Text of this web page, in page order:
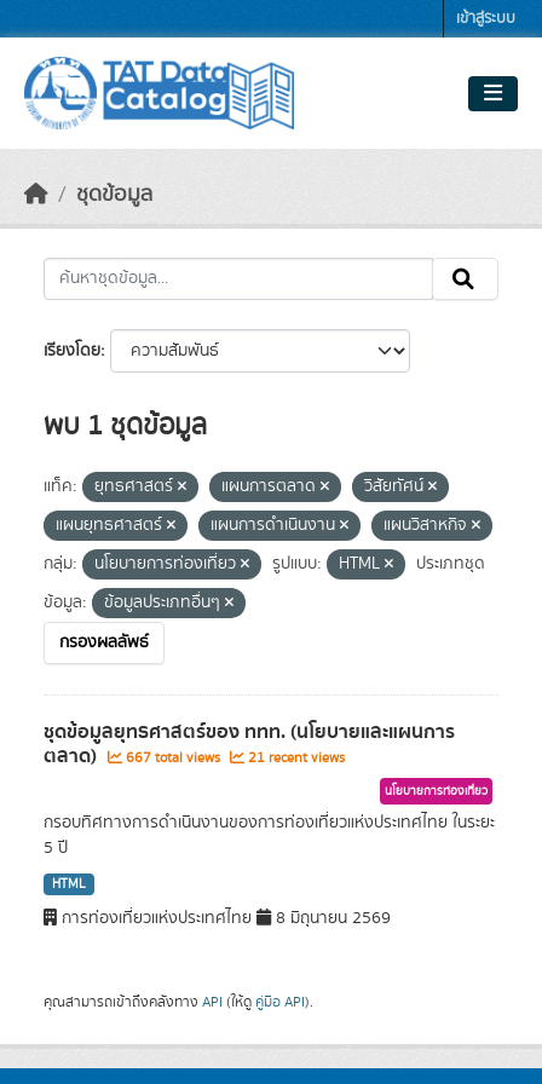
เข้าสู่ระบบ
ชุดข้อมูล
เรียงโดย
พบ 1 ชุดข้อมูล
แท็ค: ยุทธศาสตร์ แผนการตลาด
วิสัยทัศน์
แผนยุทธศาสตร์
แผนการดำเนินงาน
แผนวิสาหกิจ
กลุ่ม:
นโยบายการท่องเที่ยว รูปแบบ: HTML
ประเภทชุด
ข้อมูล:
ข้อมูลประเภทอื่นๆ
กรองผลลัพธ์
ชุดข้อมูลยุทธศาสตร์ของ ททท. (นโยบายและแผนการ
ตลาด) 667 total views 21 recent views
นโยบายการท่องเที่ยว
กรอบทิศทางการดำเนินงานของการท่องเที่ยวแห่งประเทศไทย ในระยะ
5 ปี
HTML
การท่องเที่ยวแห่งประเทศไทย 8 มิถุนายน 2569
คุณสามารถเข้าถึงคลังทาง API (ให้ดู คู่มือ API).